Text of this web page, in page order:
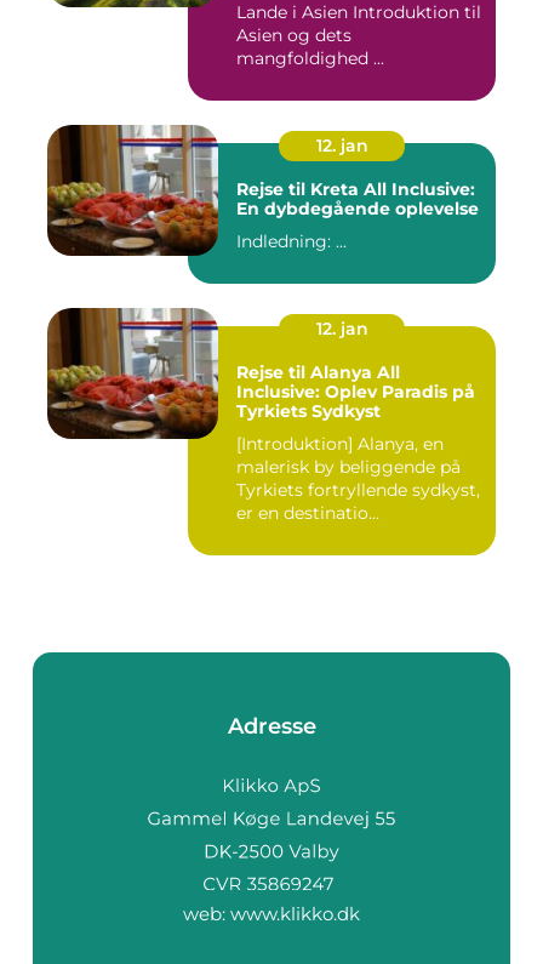
Lande i Asien Introduktion til
Asien og dets
mangfoldighed ...
12. jan
Rejse til Kreta All Inclusive:
En dybdegående oplevelse
Indledning: ...
12. jan
Rejse til Alanya All
Inclusive: Oplev Paradis på
Tyrkiets Sydkyst
[Introduktion] Alanya, en
malerisk by beliggende på
Tyrkiets fortryllende sydkyst,
er en destinatio...
Adresse
web: www.klikko.dk